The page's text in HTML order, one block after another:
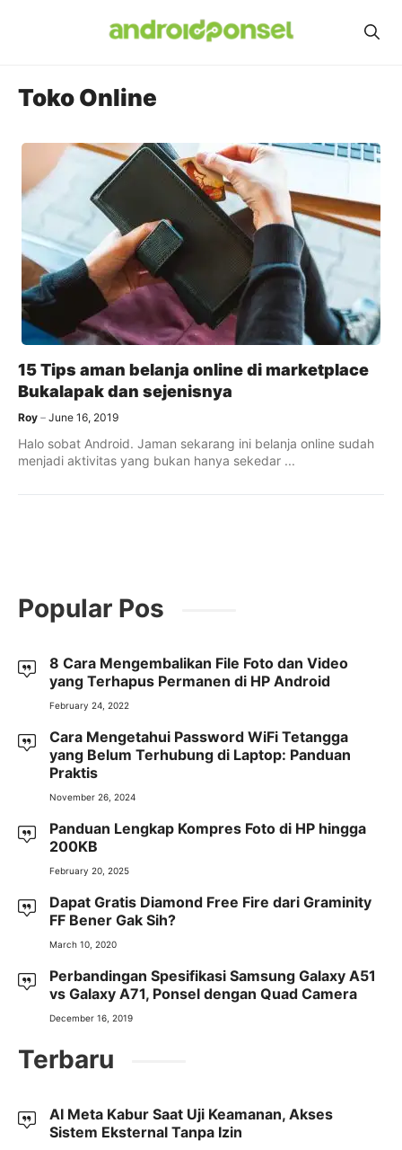
Toko Online
15 Tips aman belanja online di marketplace
Bukalapak dan sejenisnya
Roy June 16, 2019
Halo sobat Android. Jaman sekarang ini belanja online sudah
menjadi aktivitas yang bukan hanya sekedar ...
Popular Pos
8 Cara Mengembalikan File Foto dan Video
yang Terhapus Permanen di HP Android
February 24, 2022
Cara Mengetahui Password WiFi Tetangga
yang Belum Terhubung di Laptop: Panduan
Praktis
November 26, 2024
Panduan Lengkap Kompres Foto di HP hingga
200KB
February 20, 2025
Dapat Gratis Diamond Free Fire dari Graminity
FF Bener Gak Sih?
March 10, 2020
Perbandingan Spesifikasi Samsung Galaxy A51
vs Galaxy A71, Ponsel dengan Quad Camera
December 16, 2019
Terbaru
AI Meta Kabur Saat Uji Keamanan, Akses
Sistem Eksternal Tanpa Izin